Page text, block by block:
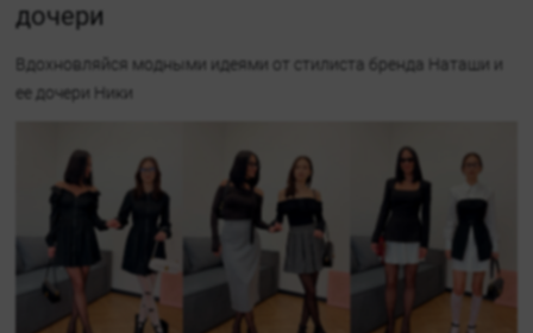
дочери
Вдохновляйся модными идеями от стилиста бренда Наташи и
ее дочери Ники